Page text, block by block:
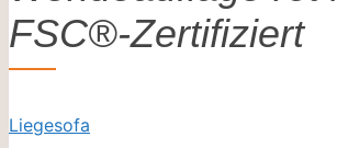
FSC®-Zertifiziert
Liegesofa